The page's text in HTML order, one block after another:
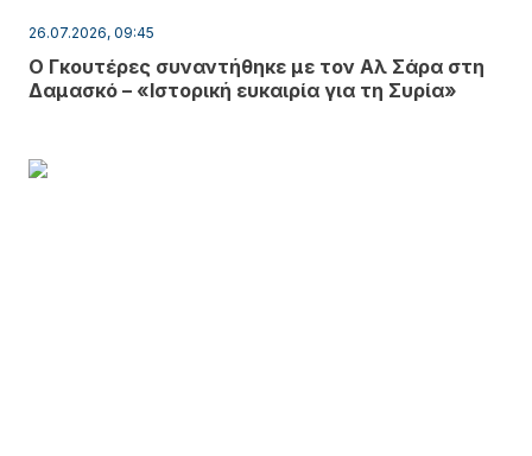
26.07.2026, 09:45
Ο Γκουτέρες συναντήθηκε με τον Αλ Σάρα στη
Δαμασκό – «Ιστορική ευκαιρία για τη Συρία»